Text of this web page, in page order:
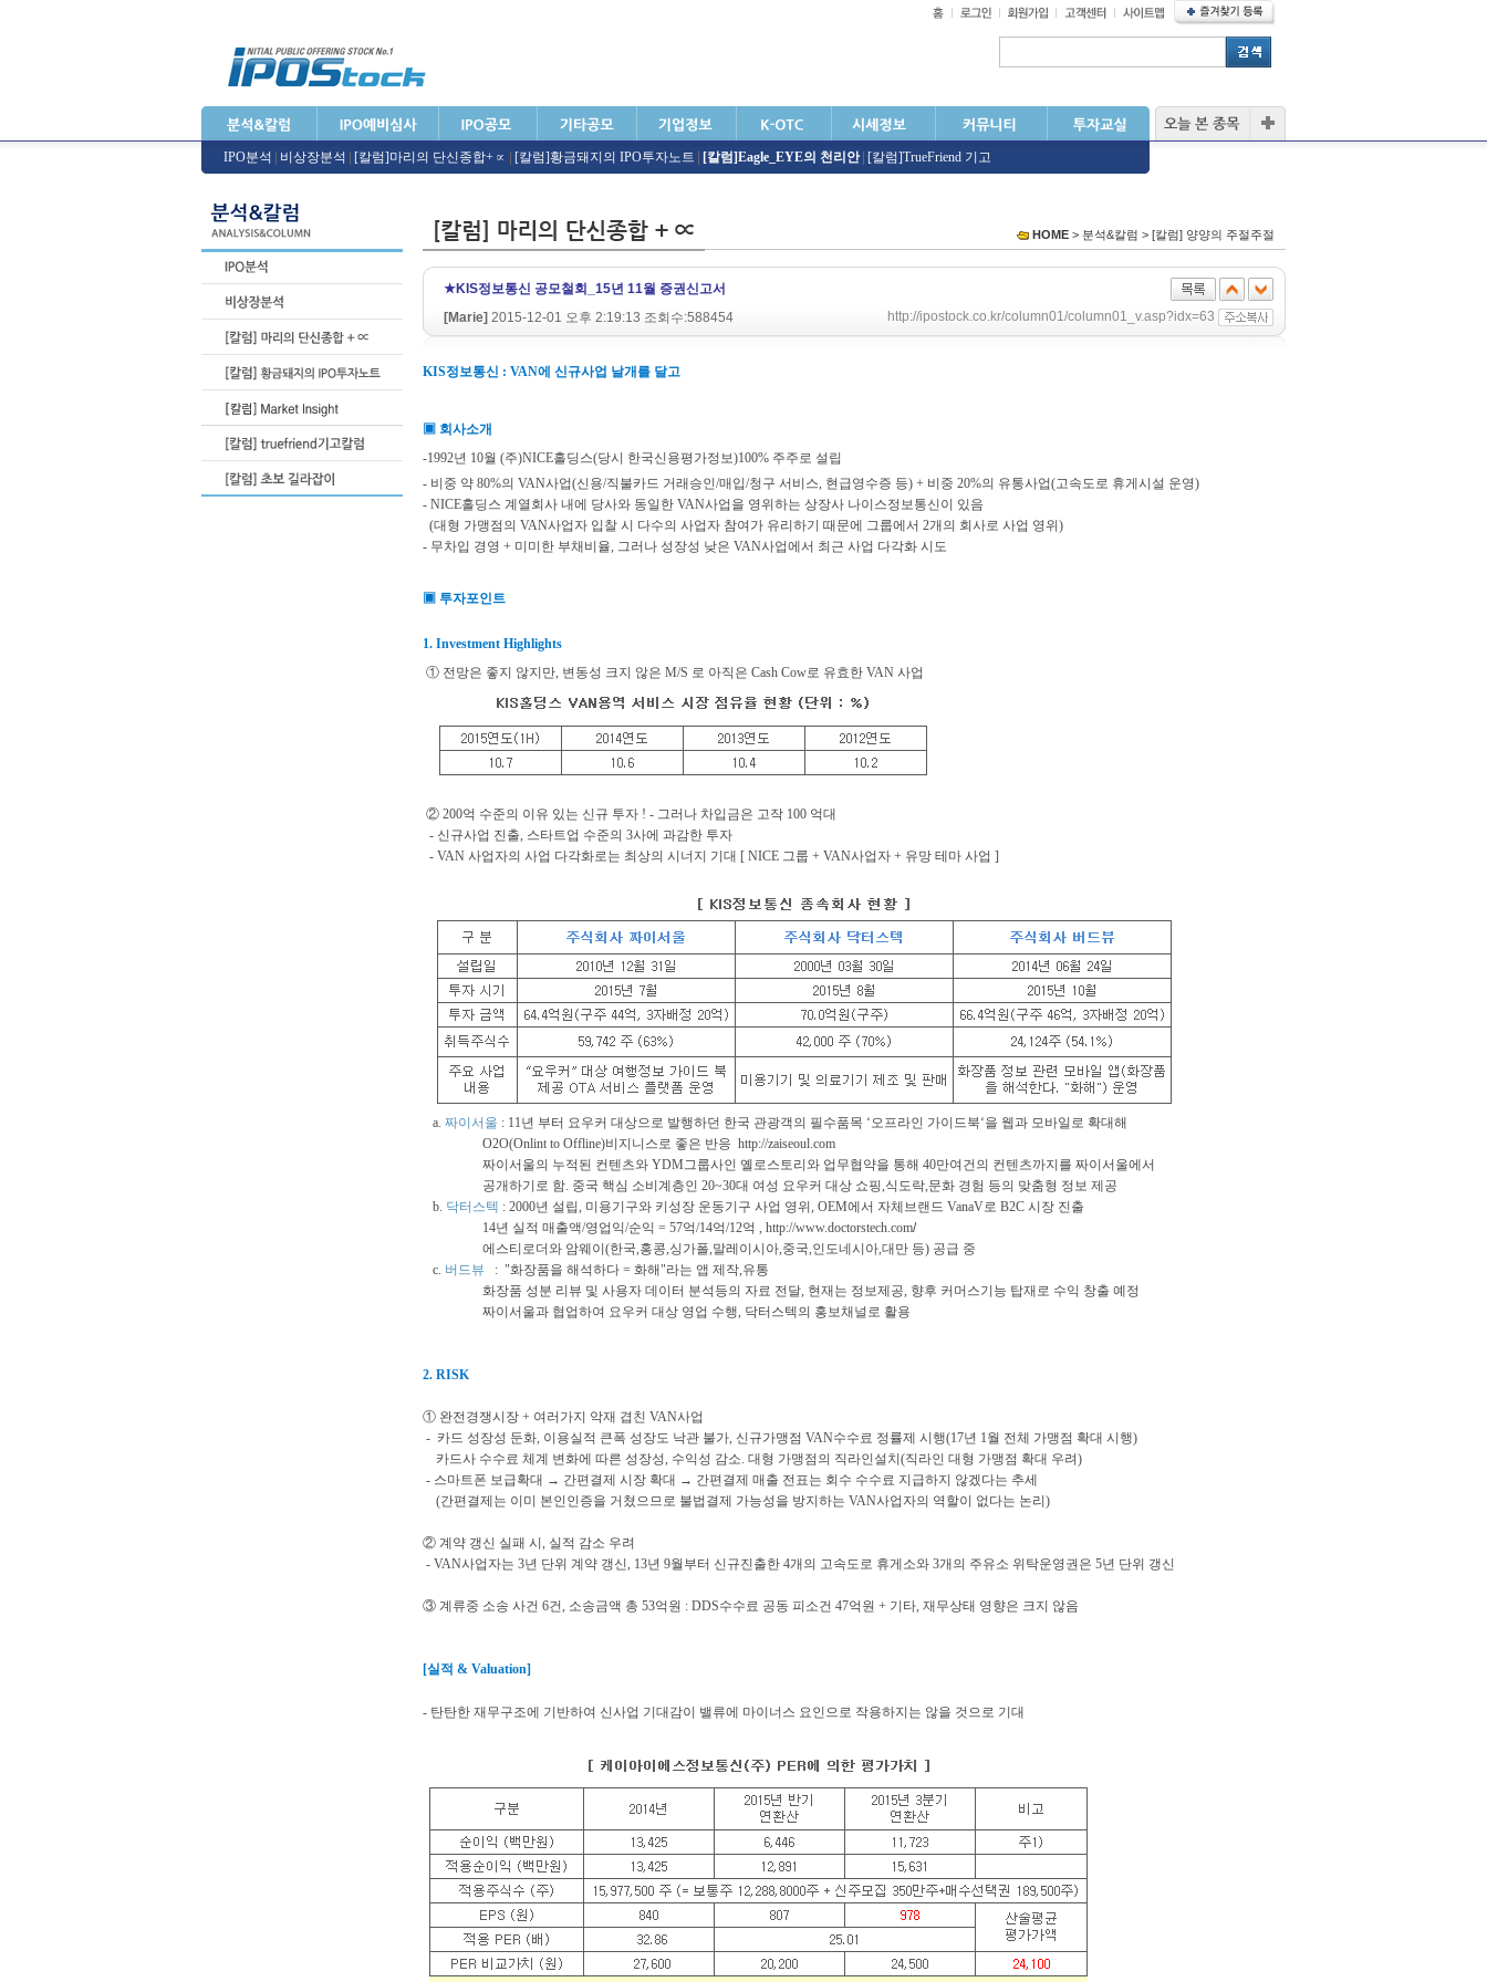
IPO분석 비상장분석 [칼럼]마리의 단신종합+∝ [칼럼]황금돼지의 IPO투자노트 [칼럼]Eagle_EYE의 천리안 [칼럼]TrueFriend 기고
HOME > 분석&칼럼 > [칼럼] 양양의 주절주절
★KIS정보통신 공모철회_15년 11월 증권신고서
[Marie] 2015-12-01 오후 2:19:13 조회수:588454 http://ipostock.co.kr/column01/column01_v.asp?idx=63
KIS정보통신 : VAN에 신규사업 날개를 달고
▣ 회사소개
-1992년 10월 (주)NICE홀딩스(당시 한국신용평가정보)100% 주주로 설립
- 비중 약 80%의 VAN사업(신용/직불카드 거래승인/매입/청구 서비스, 현급영수증 등) + 비중 20%의 유통사업(고속도로 휴게시설 운영)
- NICE홀딩스 계열회사 내에 당사와 동일한 VAN사업을 영위하는 상장사 나이스정보통신이 있음
(대형 가맹점의 VAN사업자 입찰 시 다수의 사업자 참여가 유리하기 때문에 그룹에서 2개의 회사로 사업 영위)
- 무차입 경영 + 미미한 부채비율, 그러나 성장성 낮은 VAN사업에서 최근 사업 다각화 시도
▣ 투자포인트
1. Investment Highlights
① 전망은 좋지 않지만, 변동성 크지 않은 M/S 로 아직은 Cash Cow로 유효한 VAN 사업
② 200억 수준의 이유 있는 신규 투자 ! - 그러나 차입금은 고작 100 억대
- 신규사업 진출, 스타트업 수준의 3사에 과감한 투자
- VAN 사업자의 사업 다각화로는 최상의 시너지 기대 [ NICE 그룹 + VAN사업자 + 유망 테마 사업 ]
a. 짜이서울 : 11년 부터 요우커 대상으로 발행하던 한국 관광객의 필수품목 ‘오프라인 가이드북‘을 웹과 모바일로 확대해
O2O(Onlint to Offline)비지니스로 좋은 반응 http://zaiseoul.com
짜이서울의 누적된 컨텐츠와 YDM그룹사인 옐로스토리와 업무협약을 통해 40만여건의 컨텐츠까지를 짜이서울에서
공개하기로 함. 중국 핵심 소비계층인 20~30대 여성 요우커 대상 쇼핑,식도락,문화 경험 등의 맞춤형 정보 제공
b. 닥터스텍 : 2000년 설립, 미용기구와 키성장 운동기구 사업 영위, OEM에서 자체브랜드 VanaV로 B2C 시장 진출
14년 실적 매출액/영업익/순익 = 57억/14억/12억 , http://www.doctorstech.com/
에스티로더와 암웨이(한국,홍콩,싱가폴,말레이시아,중국,인도네시아,대만 등) 공급 중
c. 버드뷰
: "화장품을 해석하다 = 화해"라는 앱 제작,유통
화장품 성분 리뷰 및 사용자 데이터 분석등의 자료 전달, 현재는 정보제공, 향후 커머스기능 탑재로 수익 창출 예정
짜이서울과 협업하여 요우커 대상 영업 수행, 닥터스텍의 홍보채널로 활용
2. RISK
① 완전경쟁시장 + 여러가지 악재 겹친 VAN사업
- 카드 성장성 둔화, 이용실적 큰폭 성장도 낙관 불가, 신규가맹점 VAN수수료 정률제 시행(17년 1월 전체 가맹점 확대 시행)
카드사 수수료 체계 변화에 따른 성장성, 수익성 감소. 대형 가맹점의 직라인설치(직라인 대형 가맹점 확대 우려)
- 스마트폰 보급확대 → 간편결제 시장 확대 → 간편결제 매출 전표는 회수 수수료 지급하지 않겠다는 추세
(간편결제는 이미 본인인증을 거쳤으므로 불법결제 가능성을 방지하는 VAN사업자의 역할이 없다는 논리)
② 계약 갱신 실패 시, 실적 감소 우려
- VAN사업자는 3년 단위 계약 갱신, 13년 9월부터 신규진출한 4개의 고속도로 휴게소와 3개의 주유소 위탁운영권은 5년 단위 갱신
③ 계류중 소송 사건 6건, 소송금액 총 53억원 : DDS수수료 공동 피소건 47억원 + 기타, 재무상태 영향은 크지 않음
[실적 & Valuation]
- 탄탄한 재무구조에 기반하여 신사업 기대감이 밸류에 마이너스 요인으로 작용하지는 않을 것으로 기대